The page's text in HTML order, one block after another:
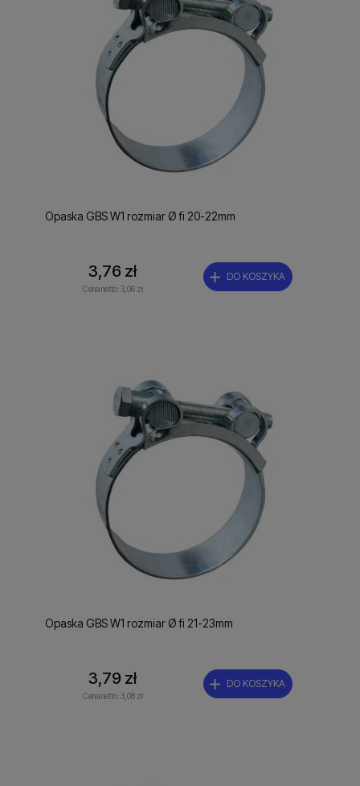
Opaska GBS W1 rozmiar Ø fi 20-22mm
3,76 zł
Cena netto:3,06 zł
DO KOSZYKA
Opaska GBS W1 rozmiar Ø fi 21-23mm
3,79 zł
Cena netto:3,08 zł
DO KOSZYKA